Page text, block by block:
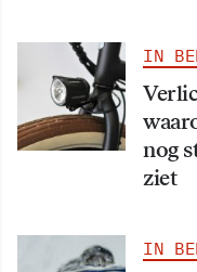
IN
nog
ziet
IN